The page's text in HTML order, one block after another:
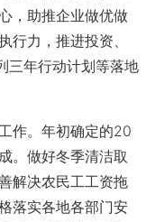
，助推企业做优做
行力，推进投资、
三年行动计划等落地
作。年初确定的20
。做好冬季清洁取
解决农民工工资拖
落实各地各部门安